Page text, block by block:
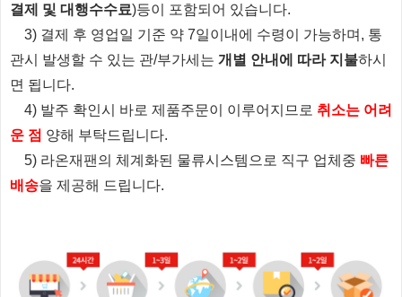
결제 및 대행수수료)등이 포함되어 있습니다.
3) 결제 후 영업일 기준 약 7일이내에 수령이 가능하며, 통
관시 발생할 수 있는 관/부가세는 개별 안내에 따라 지불하시
면 됩니다.
4) 발주 확인시 바로 제품주문이 이루어지므로 취소는 어려
운 점 양해 부탁드립니다.
5) 라온재팬의 체계화된 물류시스템으로 직구 업체중 빠른
배송을 제공해 드립니다.